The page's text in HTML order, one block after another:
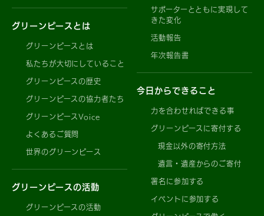
グリーンピースとは
グリーンピースとは
私たちが大切にしていること
グリーンピースの歴史
グリーンピースの協力者たち
グリーンピースVoice
よくあるご質問
世界のグリーンピース
グリーンピースの活動
グリーンピースの活動
サポーターとともに実現して
きた変化
活動報告
年次報告書
今日からできること
力を合わせればできる事
グリーンピースに寄付する
現金以外の寄付方法
遺言・遺産からのご寄付
署名に参加する
イベントに参加する